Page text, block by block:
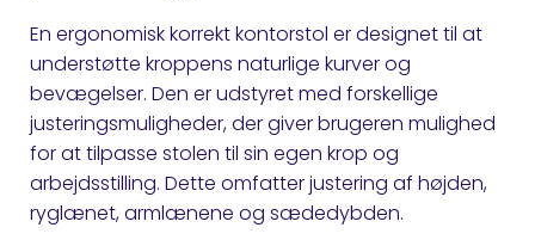
En ergonomisk korrekt kontorstol er designet til at
understøtte kroppens naturlige kurver og
bevægelser. Den er udstyret med forskellige
justeringsmuligheder, der giver brugeren mulighed
for at tilpasse stolen til sin egen krop og
arbejdsstilling. Dette omfatter justering af højden,
ryglænet, armlænene og sædedybden.